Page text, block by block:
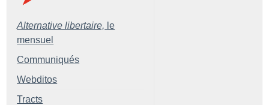
Alternative libertaire, le
mensuel
Communiqués
Webditos
Tracts